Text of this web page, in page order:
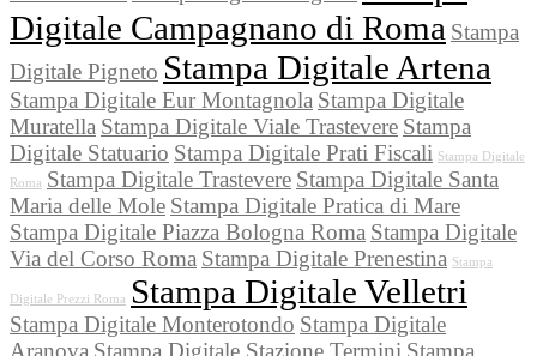
Digitale Campagnano di Roma Stampa
Digitale Pigneto Stampa Digitale Artena
Stampa Digitale Eur Montagnola Stampa Digitale
Muratella Stampa Digitale Viale Trastevere Stampa
Digitale Statuario Stampa Digitale Prati Fiscali Stampa Digitale
Roma Stampa Digitale Trastevere Stampa Digitale Santa
Maria delle Mole Stampa Digitale Pratica di Mare
Stampa Digitale Piazza Bologna Roma Stampa Digitale
Via del Corso Roma Stampa Digitale Prenestina Stampa
Digitale Prezzi Roma Stampa Digitale Velletri
Stampa Digitale Monterotondo Stampa Digitale
Aranova Stampa Digitale Stazione Termini Stampa